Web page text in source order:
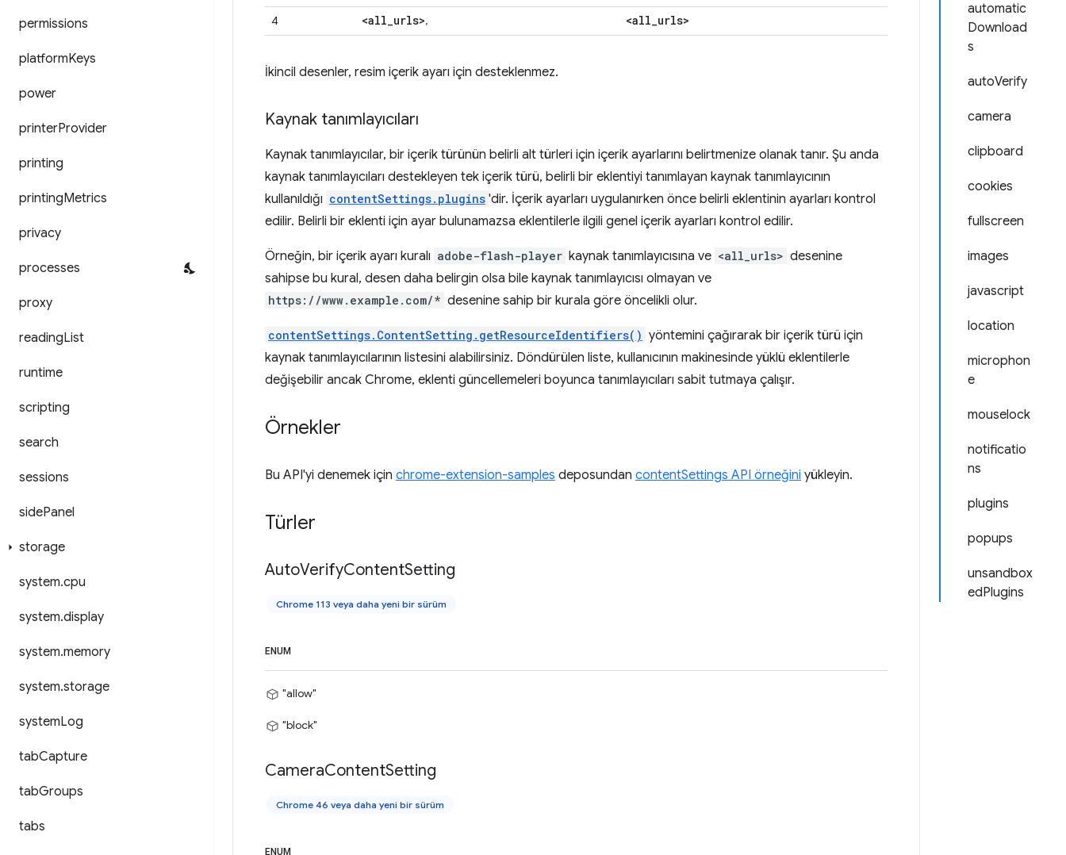
permissions
platformKeys
power
printerProvider
printing
printingMetrics
privacy
processes
proxy
readingList
runtime
scripting
search
sessions
sidePanel
storage
system.cpu
system.display
system.memory
system.storage
systemLog
tabCapture
tabGroups
tabs
automatic
Download
s
autoVerify
camera
clipboard
cookies
fullscreen
images
javascript
location
microphon
e
mouselock
notificatio
ns
plugins
popups
unsandbox
edPlugins
4 <all_urls>, <all_urls>
İkincil desenler, resim içerik ayarı için desteklenmez.
Kaynak tanımlayıcıları
Kaynak tanımlayıcılar, bir içerik türünün belirli alt türleri için içerik ayarlarını belirtmenize olanak tanır. Şu anda
kaynak tanımlayıcıları destekleyen tek içerik türü, belirli bir eklentiyi tanımlayan kaynak tanımlayıcının
kullanıldığı contentSettings.plugins 'dir. İçerik ayarları uygulanırken önce belirli eklentinin ayarları kontrol
edilir. Belirli bir eklenti için ayar bulunamazsa eklentilerle ilgili genel içerik ayarları kontrol edilir.
Örneğin, bir içerik ayarı kuralı adobe-flash-player kaynak tanımlayıcısına ve <all_urls> desenine
sahipse bu kural, desen daha belirgin olsa bile kaynak tanımlayıcısı olmayan ve
https://www.example.com/* desenine sahip bir kurala göre öncelikli olur.
contentSettings.ContentSetting.getResourceIdentifiers() yöntemini çağırarak bir içerik türü için
kaynak tanımlayıcılarının listesini alabilirsiniz. Döndürülen liste, kullanıcının makinesinde yüklü eklentilerle
değişebilir ancak Chrome, eklenti güncellemeleri boyunca tanımlayıcıları sabit tutmaya çalışır.
Örnekler
Bu API'yi denemek için chrome-extension-samples deposundan contentSettings API örneğini yükleyin.
Türler
AutoVerifyContentSetting
Chrome 113 veya daha yeni bir sürüm
ENUM
"allow"
"block"
CameraContentSetting
Chrome 46 veya daha yeni bir sürüm
ENUM